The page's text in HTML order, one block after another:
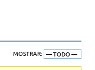
MOSTRAR: